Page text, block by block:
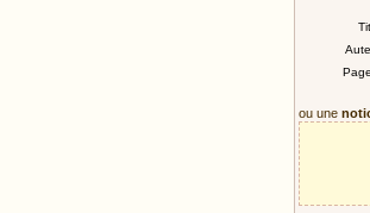
ou une